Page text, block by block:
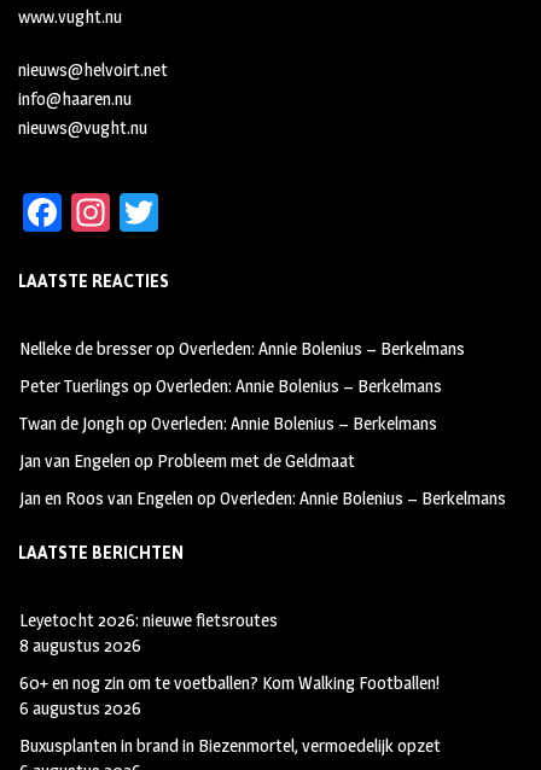
www.vught.nu
nieuws@helvoirt.net
info@haaren.nu
nieuws@vught.nu
Fa
b
oo
k
In
ag
m
tt
LAATSTE REACTIES
Nelleke de bresseropOverleden: Annie Bolenius – Berkelmans
Peter Tuerlings opOverleden: Annie Bolenius – Berkelmans
Twan de JonghopOverleden: Annie Bolenius – Berkelmans
Jan van Engelenop Probleem met de Geldmaat
Jan en Roos van EngelenopOverleden: Annie Bolenius – Berkelmans
LAATSTE BERICHTEN
Leyetocht 2026: nieuwe fietsroutes
8 augustus 2026
60+ en nog zin om te voetballen? Kom Walking Footballen!
6 augustus 2026
Buxusplanten in brand in Biezenmortel, vermoedelijk opzet